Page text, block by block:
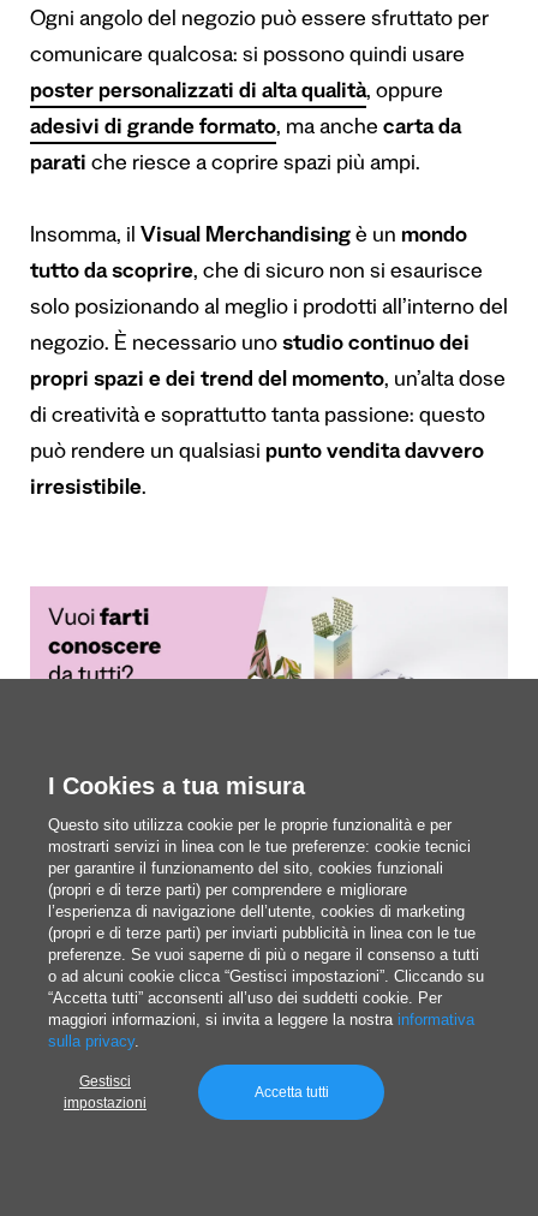
Ogni angolo del negozio può essere sfruttato per
comunicare qualcosa: si possono quindi usare
poster personalizzati di alta qualità, oppure
adesivi di grande formato, ma anche carta da
parati che riesce a coprire spazi più ampi.
Insomma, il Visual Merchandising è un mondo
tutto da scoprire, che di sicuro non si esaurisce
solo posizionando al meglio i prodotti all’interno del
negozio. È necessario uno studio continuo dei
propri spazi e dei trend del momento, un’alta dose
di creatività e soprattutto tanta passione: questo
può rendere un qualsiasi punto vendita davvero
irresistibile.
Candido Romano
I Cookies a tua misura
Questo sito utilizza cookie per le proprie funzionalità e per
mostrarti servizi in linea con le tue preferenze: cookie tecnici
per garantire il funzionamento del sito, cookies funzionali
(propri e di terze parti) per comprendere e migliorare
l’esperienza di navigazione dell’utente, cookies di marketing
(propri e di terze parti) per inviarti pubblicità in linea con le tue
preferenze. Se vuoi saperne di più o negare il consenso a tutti
o ad alcuni cookie clicca “Gestisci impostazioni”. Cliccando su
“Accetta tutti” acconsenti all’uso dei suddetti cookie. Per
maggiori informazioni, si invita a leggere la nostra informativa
sulla privacy.
Gestisci
impostazioni
Accetta tutti